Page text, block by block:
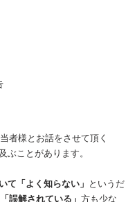
者様とお話をさせて頂く
ぶことがあります。
て「よく知らない」 というだ